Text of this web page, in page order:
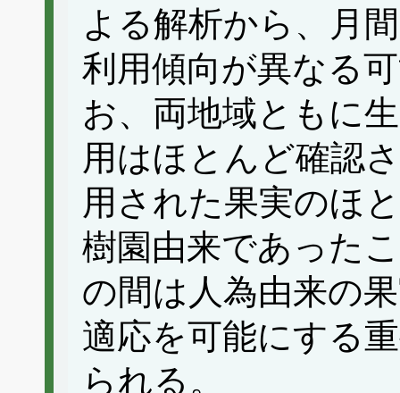
よる解析から、月
利用傾向が異なる
お、両地域ともに
用はほとんど確認
用された果実のほ
樹園由来であった
の間は人為由来の
適応を可能にする
られる。